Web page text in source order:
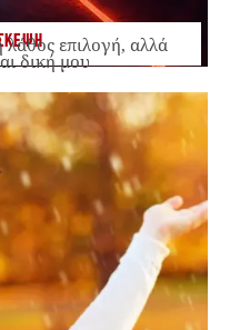
επιλογή, αλλά
δική μου